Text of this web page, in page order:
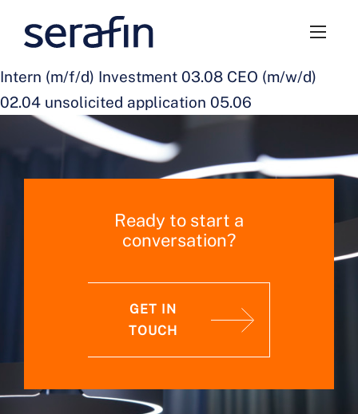
Intern (m/f/d) Investment 03.08 CEO (m/w/d)
02.04 unsolicited application 05.06
Ready to start a
conversation?
GET IN
TOUCH